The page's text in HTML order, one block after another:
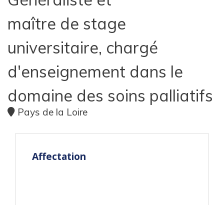
maître de stage
universitaire, chargé
d'enseignement dans le
domaine des soins palliatifs
Pays de la Loire
Affectation